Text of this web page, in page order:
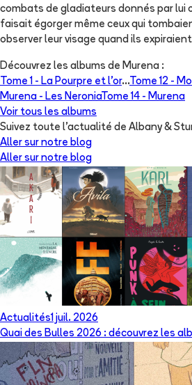
combats de gladiateurs donnés par lui
faisait égorger même ceux qui
observer leur visage quand ils
Découvrez les albums de Murena :
Tome 1 - La Pourpre et l'or...Tome 12 -
Murena - Les NeroniaTome 14 - Murena
Voir tous les albums
Suivez toute l'actualité de Albany &
Aller sur notre blog
Aller sur notre blog
Actualités1 juil. 2026
Quai des Bulles 2026 : découvrez les